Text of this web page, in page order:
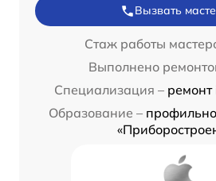
Вызвать
Стаж работы
Выполнено
Специализация – ремонт
Образование –